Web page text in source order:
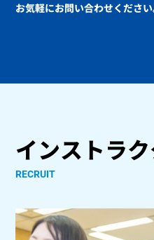
お気軽にお問い合わせください
インストラ
RECRUIT